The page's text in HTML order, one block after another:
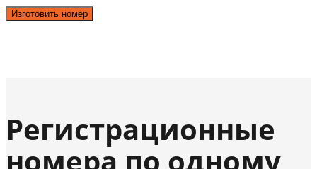
Изготовить номер
Регистрационные
номера по одному